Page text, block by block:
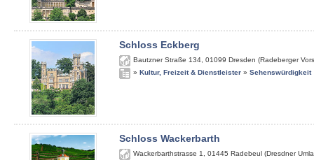
Schloss Eckberg
Bautzner Straße 134 01099 Dresden (Radeberger
» Kultur, Freizeit & Dienstleister » Sehenswürdigkeit
Schloss Wackerbarth
Wackerbarthstrasse 1 01445 Radebeul (Dresdner